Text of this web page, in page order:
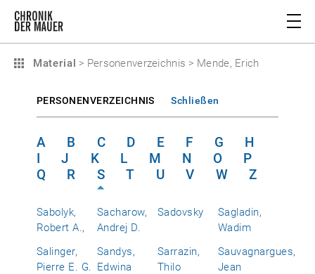
Material > Personenverzeichnis > Mende, Erich
PERSONENVERZEICHNIS Schließen
A B C D E F G
H
I
J K L M N O
P
Q
R S T U V W Z
Sabolyk,
Robert A.,
Sacharow,
Andrej D.
Sadovsky
Sagladin,
Wadim
Salinger,
Pierre E. G.
Sandys,
Edwina
Sarrazin,
Thilo
Sauvagnargues,
Jean